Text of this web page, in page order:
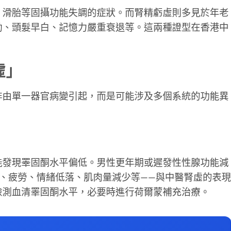
胎等固攝功能失調的症狀。而腎精虧虛則多見於年老
頭髮早白、記憶力嚴重衰退等。這兩種證型在香港中
單一器官病變引起，而是可能涉及多個系統的功能異
現睪固酮水平偏低。男性更年期或遲發性性腺功能減
疲勞、情緒低落、肌肉量減少等——與中醫腎虛的表現
血清睪固酮水平，必要時進行荷爾蒙補充治療。